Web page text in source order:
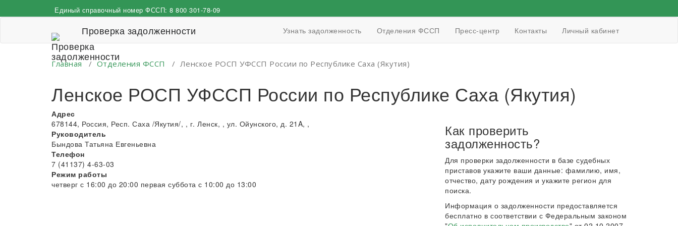
к
Единый справочный номер ФССП: 8 800 301-78-09
Проверка задолженности Узнать задолженность Отделения ФССП Пресс-центр Контакты Личный кабинет
Главная / Отделения ФССП / Ленское РОСП УФССП России по Республике Саха (Якутия)
Ленское РОСП УФССП России по Республике Саха (Якутия)
Адрес
678144, Россия, Респ. Саха /Якутия/, , г. Ленск, , ул. Ойунского, д. 21A, ,
Руководитель
Бындова Татьяна Евгеньевна
Телефон
7 (41137) 4-63-03
Режим работы
четверг с 16:00 до 20:00 первая суббота с 10:00 до 13:00
Как проверить
задолженность?
Для проверки задолженности в базе судебных
приставов укажите ваши данные: фамилию, имя,
отчество, дату рождения и укажите регион для
поиска.
Информация о задолженности предоставляется
бесплатно в соответствии с Федеральным законом